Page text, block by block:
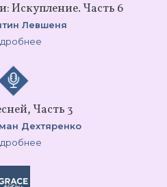
Искупление. Часть 6
Левшеня
Часть 3
Дехтяренко